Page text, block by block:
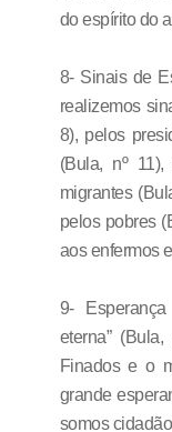
do espírito do
8- Sinais de
realizemos
8), pelos
(Bula, nº
migrantes
pelos pobres
aos enfermos
9-
eterna”
Finados e o
grande
somos